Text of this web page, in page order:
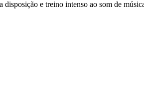
e treino intenso ao som de